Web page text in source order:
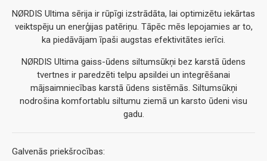
NØRDIS Ultima sērija ir rūpīgi izstrādāta, lai optimizētu iekārtas
veiktspēju un enerģijas patēriņu. Tāpēc mēs lepojamies ar to,
ka piedāvājam īpaši augstas efektivitātes ierīci.
NØRDIS Ultima gaiss-ūdens siltumsūkņi bez karstā ūdens
tvertnes ir paredzēti telpu apsildei un integrēšanai
mājsaimniecības karstā ūdens sistēmās. Siltumsūkņi
nodrošina komfortablu siltumu ziemā un karsto ūdeni visu
gadu.
Galvenās priekšrocības: